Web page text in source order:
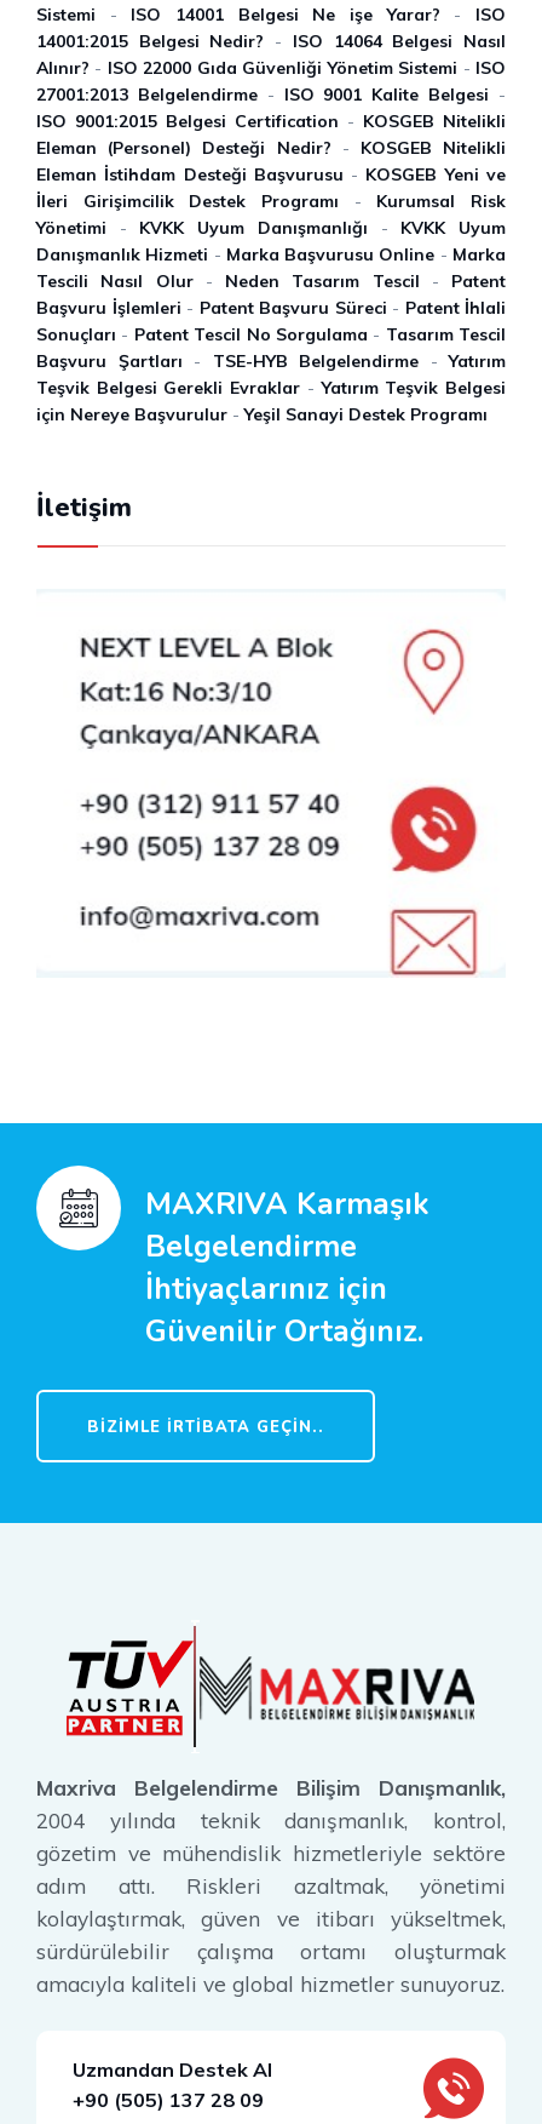
Sistemi - ISO 14001 Belgesi Ne işe Yarar? - ISO
14001:2015 Belgesi Nedir? - ISO 14064 Belgesi Nasıl
Alınır? - ISO 22000 Gıda Güvenliği Yönetim Sistemi - ISO
27001:2013 Belgelendirme- ISO 9001 Kalite Belgesi -
ISO 9001:2015 Belgesi Certification - KOSGEB Nitelikli
Eleman (Personel) Desteği Nedir? - KOSGEB Nitelikli
Eleman İstihdam Desteği Başvurusu - KOSGEB Yeni ve
İleri Girişimcilik Destek Programı - Kurumsal Risk
Yönetimi - KVKK Uyum Danışmanlığı - KVKK Uyum
Danışmanlık Hizmeti - Marka Başvurusu Online - Marka
Tescili Nasıl Olur- Neden Tasarım Tescil - Patent
Başvuru İşlemleri - Patent Başvuru Süreci - Patent İhlali
Sonuçları - Patent Tescil No Sorgulama - Tasarım Tescil
Başvuru Şartları - TSE-HYB Belgelendirme -Yatırım
Teşvik Belgesi Gerekli Evraklar -Yatırım Teşvik Belgesi
için Nereye Başvurulur -Yeşil Sanayi Destek Programı
İletişim
MAXRIVA Karmaşık
Belgelendirme
İhtiyaçlarınız için
Güvenilir Ortağınız.
BIZIMLE İRTIBATA GEÇIN..
Maxriva Belgelendirme Bilişim Danışmanlık,
2004 yılında teknik danışmanlık, kontrol,
gözetim ve mühendislik hizmetleriyle sektöre
adım attı. Riskleri azaltmak, yönetimi
kolaylaştırmak, güven ve itibarı yükseltmek,
sürdürülebilir çalışma ortamı oluşturmak
amacıyla kaliteli ve global hizmetler sunuyoruz.
Uzmandan Destek Al
+90 (505) 137 28 09